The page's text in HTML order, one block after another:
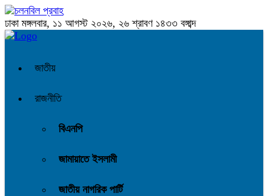
ঢাকা মঙ্গলবার, ১১ আগস্ট ২০২৬, ২৬ শ্রাবণ ১৪৩৩ বঙ্গাব্দ
জাতীয়
রাজনীতি
বিএনপি
জামায়াতে ইসলামী
জাতীয় নাগরিক পার্টি